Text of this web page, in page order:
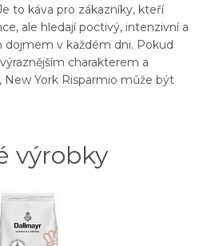
to káva pro zákazníky, kteří
ale hledají poctivý, intenzivní a
dojmem v každém dni. Pokud
charakterem a
New York Risparmio může být
výrobky